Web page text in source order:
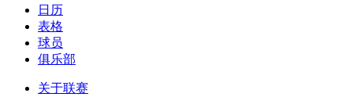
日历
表格
球员
俱乐部
关于联赛